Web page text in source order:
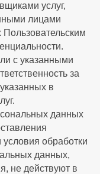
услуг,
лицами
Пользовательским
с указанными
за
в
данных
условия обработки
данных,
не действуют в